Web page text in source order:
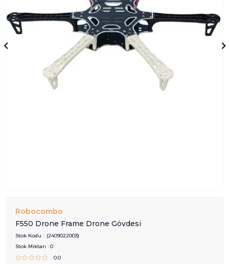
Robocombo
F550 Drone Frame Drone Gövdesi
Stok Kodu
(2409022003)
Stok Miktarı : 0
0.0